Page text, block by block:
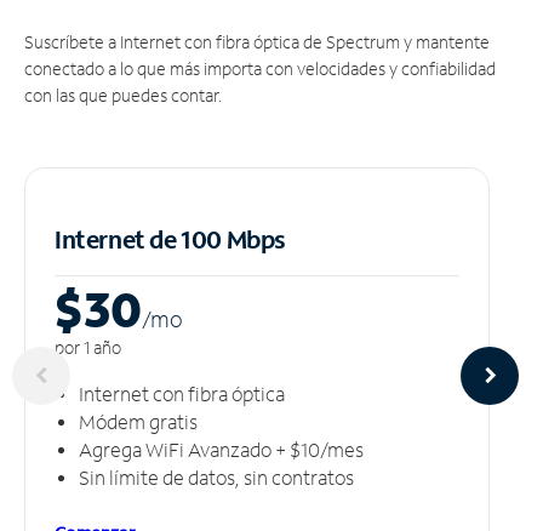
Suscríbete a Internet con fibra óptica de Spectrum y mantente
conectado a lo que más importa con velocidades y confiabilidad
con las que puedes contar.
Internet de 100 Mbps
$30/mo
por 1 año
Internet con fibra óptica
Módem gratis
Agrega WiFi Avanzado + $10/mes
Sin límite de datos, sin contratos